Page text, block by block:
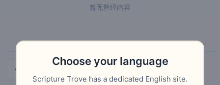
暂无释经内容
Choose your language
Scripture Trove has a dedicated English site.